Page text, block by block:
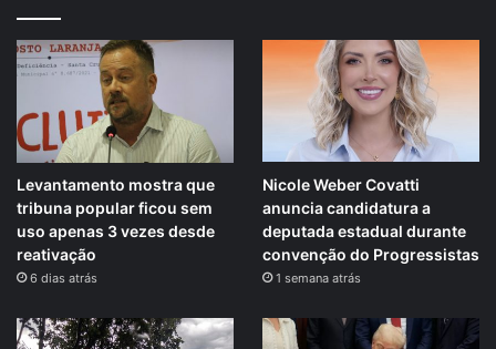
Levantamento mostra que
tribuna popular ficou sem
uso apenas 3 vezes desde
reativação
6 dias atrás
Nicole Weber Covatti
anuncia candidatura a
deputada estadual durante
convenção do Progressistas
1 semana atrás